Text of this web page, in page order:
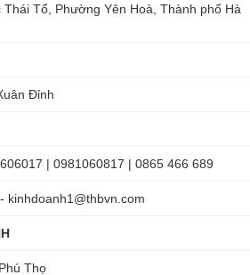
Tổ, Phường Yên Hoà, Thành phố Hà
Đỉnh
| 0981060817 | 0865 466 689
kinhdoanh1@thbvn.com
Thọ